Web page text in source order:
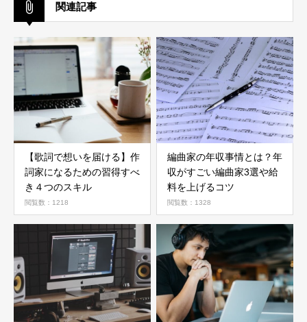
関連記事
【歌詞で想いを届ける】作
詞家になるための習得すべ
き４つのスキル
閲覧数：1218
編曲家の年収事情とは？年
収がすごい編曲家3選や給
料を上げるコツ
閲覧数：1328